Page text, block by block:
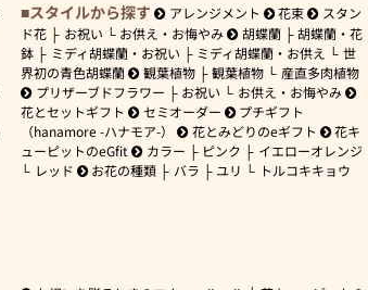
スタイルから探す アレンジメント 花束
スタン
ド花
お祝い お供え・お悔やみ 胡蝶蘭
胡蝶蘭・花
鉢
ミディ胡蝶蘭・お祝い ミディ胡蝶蘭・お供え
世
界初の青色胡蝶蘭
観葉植物 観葉植物
産直多肉植物
プリザーブドフラワー
お祝い
お供え・お悔やみ
花とセットギフト
セミオーダー
プチギフト
（hanamore -ハナモア-）
花とみどりのeギフト
花キ
ューピットのeGfit
カラー ピンク
イエローオレンジ
レッド
お花の種類 バラ ユリ トルコキキョウ